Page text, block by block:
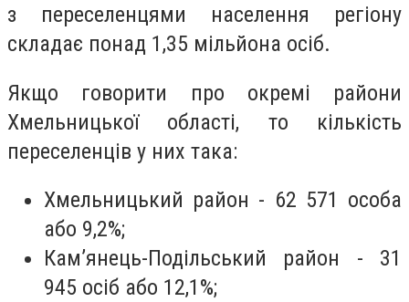
з переселенцями населення регіону
складає понад 1,35 мільйона осіб.
Якщо говорити про окремі райони
Хмельницької області, то кількість
переселенців у них така:
Хмельницький район - 62 571 особа
або 9,2%;
Кам’янець-Подільський район - 31
945 осіб або 12,1%;